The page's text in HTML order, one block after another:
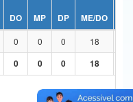
DO MP DP ME/DO
0 0 0 18
0 0 0 18